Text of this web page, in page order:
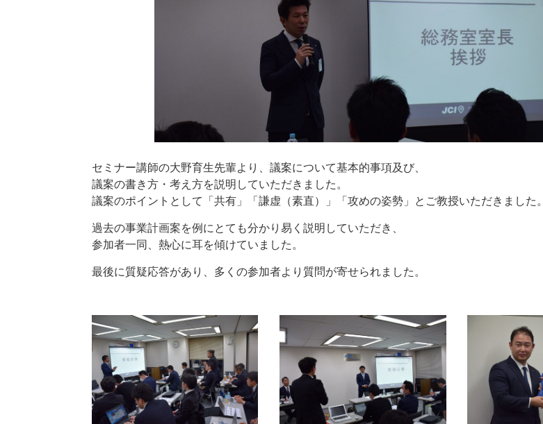
セミナー講師の大野育生先輩より、議案について基本的事項及び、
議案の書き方・考え方を説明していただきました。
議案のポイントとして「共有」「謙虚（素直）」「攻めの姿勢」とご教授いただきました。
過去の事業計画案を例にとても分かり易く説明していただき、
参加者一同、熱心に耳を傾けていました。
最後に質疑応答があり、多くの参加者より質問が寄せられました。